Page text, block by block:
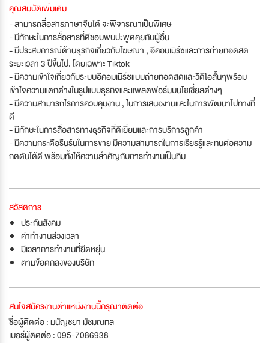
คุณสมบัติเพิ่มเติม
- สามารถสื่อสารภาษาจีนได้ จะพิจารณาเป็นพิเศษ
- มีทักษะในการสื่อสารที่ดีชอบพบปะพูดคุยกับผู้อื่น
- มีประสบการณ์ด้านธุรกิจเกี่ยวกับโฆษณา , อีคอมเมิร์ซและการถ่ายทอดสด
ระยะเวลา 3 ปีขึ้นไป. โดยเฉพาะ Tiktok
- มีความเข้าใจเกี่ยวกับระบบอีคอมเมิร์ซแบบถ่ายทอดสดและวิดีโอสั้นๆพร้อม
เข้าใจความแตกต่างในรูปแบบธุรกิจและแพลตฟอร์มบนโซเชี่ยลต่างๆ
- มีความสามารถใรการควบคุมงาน , ในการเสนองานและในการพัฒนาไปทางที่
ดี
- มีทักษะในการสื่อสารทางธุรกิจที่ดีเยี่ยมและการบริการลูกค้า
- มีความกระตือรืนร้นในการขาย มีความสามารถในการเรียรรู้และทนต่อความ
กดดันได้ดี พร้อมทั้งให้ความสำคัญกับการทำงานเป็นทีม
สวัสดิการ
ประกันสังคม
ค่าทำงานล่วงเวลา
มีเวลาการทำงานที่ยืดหยุ่น
ตามข้อตกลงของบริษัท
สนใจสมัครงานตำแหน่งงานนี้กรุณาติดต่อ
ชื่อผู้ติดต่อ : มนัญชยา มัชมณทล
เบอร์ผู้ติดต่อ : 095-7086938